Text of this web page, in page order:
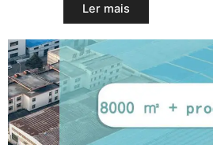
Ler mais